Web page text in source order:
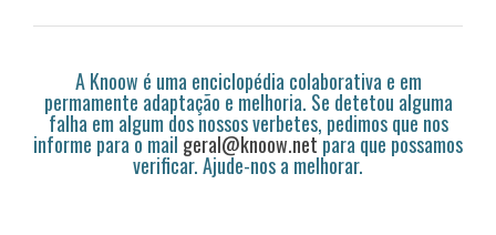
A Knoow é uma enciclopédia colaborativa e em
permamente adaptação e melhoria. Se detetou alguma
falha em algum dos nossos verbetes, pedimos que nos
informe para o mail geral@knoow.netpara que possamos
verificar. Ajude-nos a melhorar.